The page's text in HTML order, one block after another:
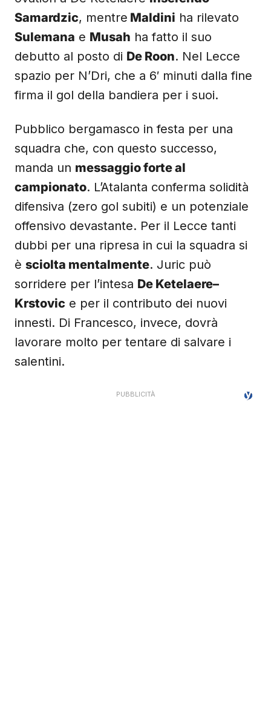
Samardzic, mentre Maldini ha rilevato
Sulemana e Musah ha fatto il suo
debutto al posto di De Roon. Nel Lecce
spazio per N’Dri, che a 6′ minuti dalla fine
firma il gol della bandiera per i suoi.
Pubblico bergamasco in festa per una
squadra che, con questo successo,
manda un messaggio forte al
campionato. L’Atalanta conferma solidità
difensiva (zero gol subiti) e un potenziale
offensivo devastante. Per il Lecce tanti
dubbi per una ripresa in cui la squadra si
è sciolta mentalmente. Juric può
sorridere per l’intesa De Ketelaere–
Krstovic e per il contributo dei nuovi
innesti. Di Francesco, invece, dovrà
lavorare molto per tentare di salvare i
salentini.